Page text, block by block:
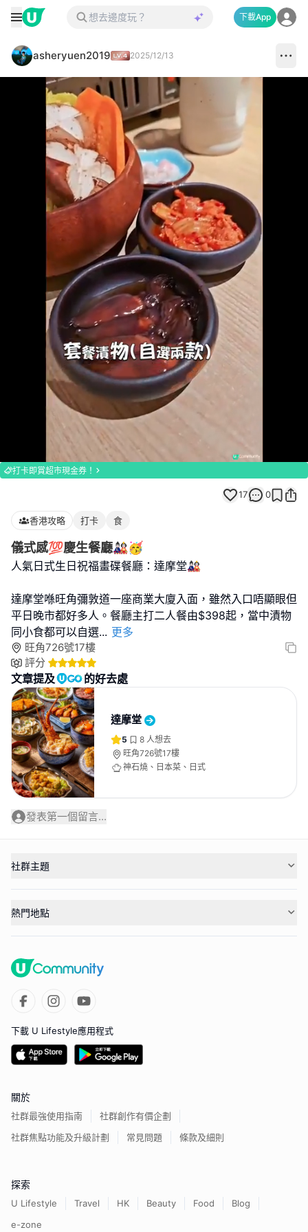
下載App
asheryuen2019 2025/12/13
91.14%
打卡即賞超市現金券！
17 0
香港攻略 打卡 食
儀式感💯慶生餐廳🎎🥳
人氣日式生日祝福畫碟餐廳：達摩堂🎎
達摩堂喺旺角彌敦道一座商業大廈入面，雖然入口唔顯眼但
平日晚市都好多人。餐廳主打二人餐由$398起，當中漬物
同小食都可以自選... 更多
旺角726號17樓
評分
文章提及 的好去處
達摩堂
5 8 人想去
旺角726號17樓
神石燒、日本菜、日式
發表第一個留言...
社群主題
熱門地點
下載 U Lifestyle應用程式
關於
社群最強使用指南
社群創作有價企劃
社群焦點功能及升級計劃
常見問題 條款及細則
探索
U Lifestyle Travel HK Beauty Food
Blog
e-zone